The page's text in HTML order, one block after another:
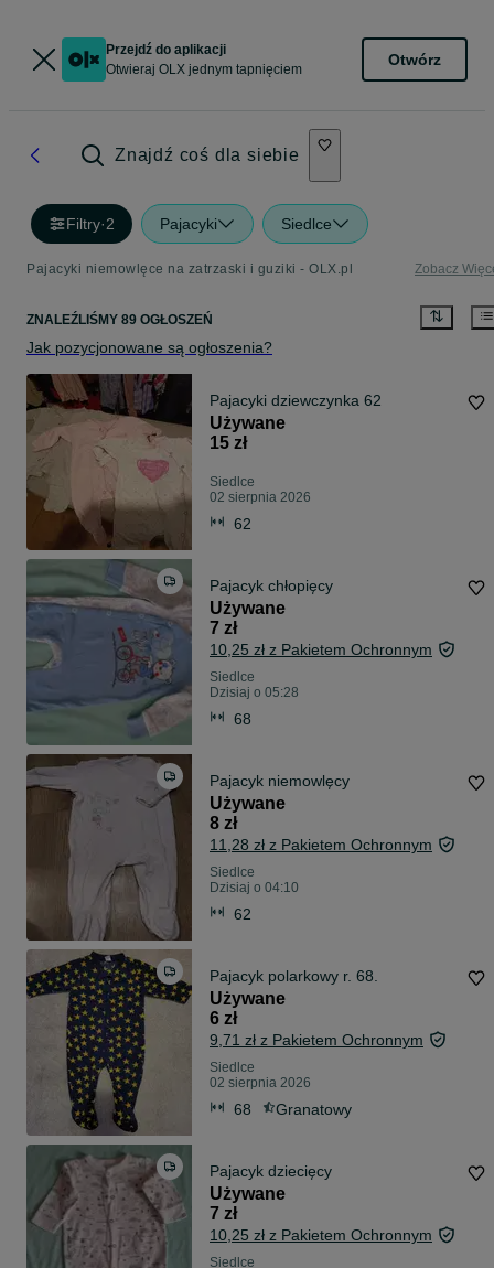
Przejdź do aplikacji
Otwieraj OLX jednym tapnięciem
Otwórz
Znajdź coś dla siebie
Filtry·2 Pajacyki Siedlce
Pajacyki niemowlęce na zatrzaski i guziki - OLX.pl Zobacz
ZNALEŹLIŚMY 89 OGŁOSZEŃ
Jak pozycjonowane są ogłoszenia?
Pajacyki dziewczynka 62
Używane
15 zł
Siedlce
02 sierpnia 2026
62
Pajacyk chłopięcy
Używane
7 zł
10,25 zł z Pakietem Ochronnym
Siedlce
Dzisiaj o 05:28
68
Pajacyk niemowlęcy
Używane
8 zł
11,28 zł z Pakietem Ochronnym
Siedlce
Dzisiaj o 04:10
62
Pajacyk polarkowy r. 68.
Używane
6 zł
9,71 zł z Pakietem Ochronnym
Siedlce
02 sierpnia 2026
68 Granatowy
Pajacyk dziecięcy
Używane
7 zł
10,25 zł z Pakietem Ochronnym
Siedlce